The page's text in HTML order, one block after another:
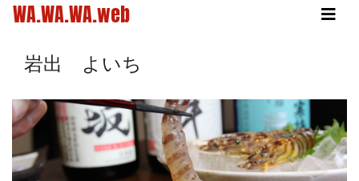
WA.WA.WA.web
岩出 よいち